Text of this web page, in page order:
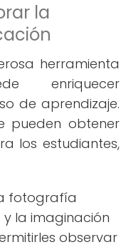
la
herramienta
enriquecer
de aprendizaje.
pueden obtener
los estudiantes,
fotografía
la imaginación
observar